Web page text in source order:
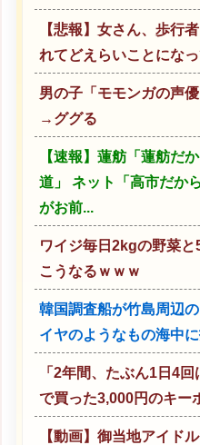
【悲報】女さん、歩行
れてどえらいことにな
男の子「モモンガの声
→ググる
【速報】蓮舫「蓮舫だ
道」 ネット「高市だか
がお前...
ワイジ毎日2kgの野菜
こうなるｗｗｗ
韓国調査船が竹島周辺
イヤのようなもの海中
「2年間、たぶん1日4
で買った3,000円のキー
【動画】御当地アイド